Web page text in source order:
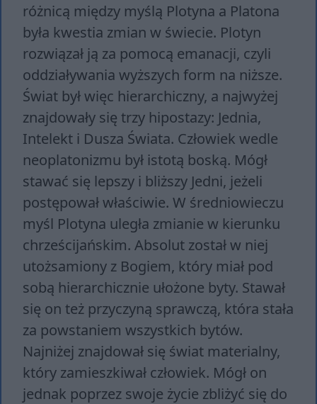
różnicą między myślą Plotyna a Platona
była kwestia zmian w świecie. Plotyn
rozwiązał ją za pomocą emanacji, czyli
oddziaływania wyższych form na niższe.
Świat był więc hierarchiczny, a najwyżej
znajdowały się trzy hipostazy: Jednia,
Intelekt i Dusza Świata. Człowiek wedle
neoplatonizmu był istotą boską. Mógł
stawać się lepszy i bliższy Jedni, jeżeli
postępował właściwie. W średniowieczu
myśl Plotyna uległa zmianie w kierunku
chrześcijańskim. Absolut został w niej
utożsamiony z Bogiem, który miał pod
sobą hierarchicznie ułożone byty. Stawał
się on też przyczyną sprawczą, która stała
za powstaniem wszystkich bytów.
Najniżej znajdował się świat materialny,
który zamieszkiwał człowiek. Mógł on
jednak poprzez swoje życie zbliżyć się do